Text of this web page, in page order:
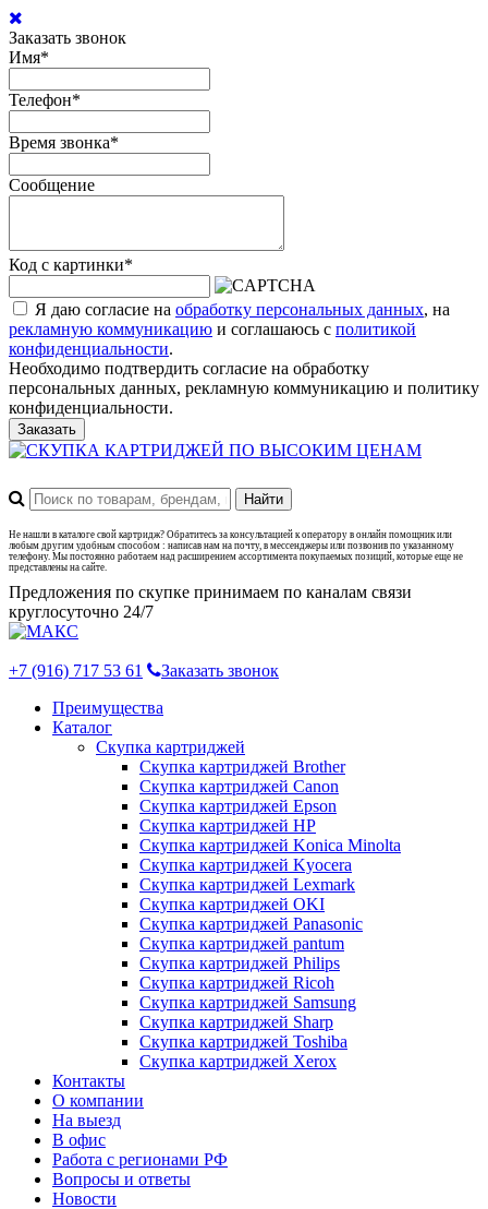
Заказать звонок
Имя*
Телефон*
Время звонка*
Сообщение
Код с картинки*
Я даю согласие на обработку персональных данных, на
рекламную коммуникацию и соглашаюсь с политикой
конфиденциальности.
Необходимо подтвердить согласие на обработку
персональных данных, рекламную коммуникацию и политику
конфиденциальности.
Заказать
Не нашли в каталоге свой картридж? Обратитесь за консультацией к оператору в онлайн помощник или
любым другим удобным способом : написав нам на почту, в мессенджеры или позвонив по указанному
телефону. Мы постоянно работаем над расширением ассортимента покупаемых позиций, которые еще не
представлены на сайте.
Предложения по скупке принимаем по каналам связи
круглосуточно 24/7
+7 (916) 717 53 61
Заказать звонок
Преимущества
Каталог
Скупка картриджей
Скупка картриджей Brother
Скупка картриджей Canon
Скупка картриджей Epson
Скупка картриджей HP
Скупка картриджей Konica Minolta
Скупка картриджей Kyocera
Скупка картриджей Lexmark
Скупка картриджей OKI
Скупка картриджей Panasonic
Скупка картриджей pantum
Скупка картриджей Philips
Скупка картриджей Ricoh
Скупка картриджей Samsung
Скупка картриджей Sharp
Скупка картриджей Toshiba
Скупка картриджей Xerox
Контакты
О компании
На выезд
В офис
Работа с регионами РФ
Вопросы и ответы
Новости